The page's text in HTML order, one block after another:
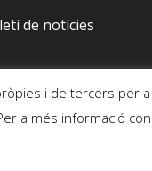
de notícies
i de tercers per
a més informació